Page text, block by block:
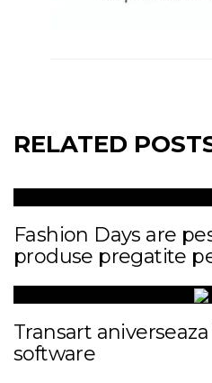
RELATED
Fashion Days are
produse pregatite
Transart
software